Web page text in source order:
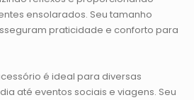
ensolarados. Seu tamanho
praticidade e conforto para
é ideal para diversas
até eventos sociais e viagens. Seu